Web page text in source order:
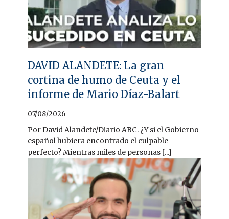
DAVID ALANDETE: La gran
cortina de humo de Ceuta y el
informe de Mario Díaz-Balart
07/08/2026
Por David Alandete/Diario ABC. ¿Y si el Gobierno
español hubiera encontrado el culpable
perfecto? Mientras miles de personas [...]